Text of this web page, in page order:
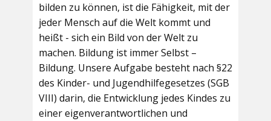
bilden zu können, ist die Fähigkeit, mit der
jeder Mensch auf die Welt kommt und
heißt - sich ein Bild von der Welt zu
machen. Bildung ist immer Selbst –
Bildung. Unsere Aufgabe besteht nach §22
des Kinder- und Jugendhilfegesetzes (SGB
VIII) darin, die Entwicklung jedes Kindes zu
einer eigenverantwortlichen und